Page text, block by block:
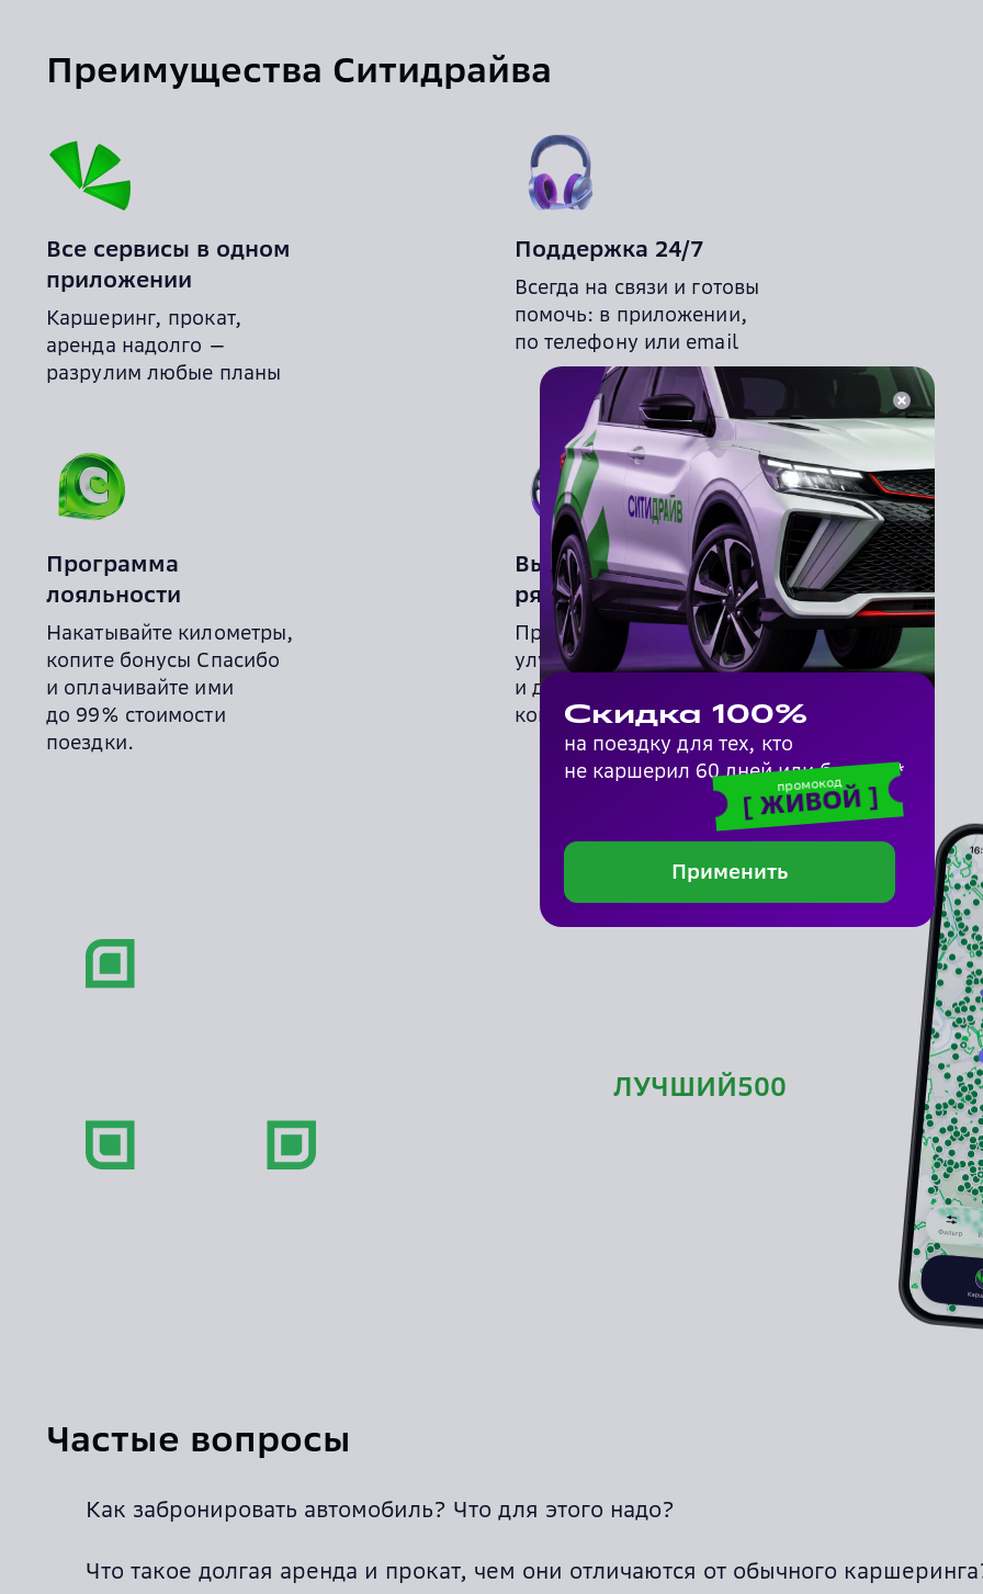
Преимущества Ситидрайва
Все сервисы в одном
приложении
Каршеринг, прокат,
аренда надолго —
разрулим любые планы
Поддержка 24/7
Всегда на связи и готовы
помочь: в приложении,
по телефону или email
Программа
лояльности
Накатывайте километры,
копите бонусы Спасибо
и оплачивайте ими
до 99% стоимости
поездки.
Вы за рулём — мы
рядом
Прислушиваемся к вам,
улучшаем сервис
и делаем поездки
комфортнее
Введите промокодЛУЧШИЙ500
Частые вопросы
Как забронировать автомобиль? Что для этого надо?
Что такое долгая аренда и прокат, чем они отличаются от обычного
Скидка 100%
на поездку для тех, кто
не каршерил 60 дней или больше*
промокод
[ЖИВОЙ]